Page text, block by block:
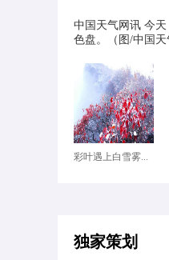
中国天气网讯 今
色盘。（图/中国天
彩叶遇上白雪雾...
独家策划